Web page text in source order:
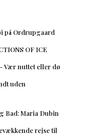
på Ordrupgaard
OF ICE
Vær nuttet eller dø
uden
Bad: Maria Dubin
rejse til